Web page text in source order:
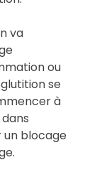
va
ou
se
à
un blocage